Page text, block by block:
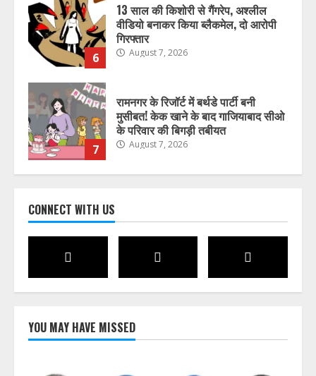
6
13 साल की किशोरी से गैंगरेप, अश्लील
वीडियो बनाकर किया ब्लैकमेल, दो आरोपी
गिरफ्तार
August 7, 2026
7
रामनगर के रिजॉर्ट में बर्थडे पार्टी बनी
मुसीबत! केक खाने के बाद गाजियाबाद सीओ
के परिवार की बिगड़ी तबीयत
August 7, 2026
1
2
जिलाधिकारी ने अधिकारियों को दिए मानसून
August 7, 2026
CONNECT WITH US
YOU MAY HAVE MISSED